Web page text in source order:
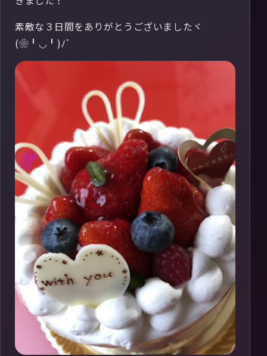
素敵な３日間をありがとうございましたヾ
(❀╹◡╹)ﾉﾞ